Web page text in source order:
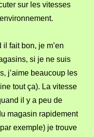
sur les vitesses
fait bon, je m’en
si je ne suis
j’aime beaucoup les
tout ça). La vitesse
il y a peu de
magasin rapidement
exemple) je trouve